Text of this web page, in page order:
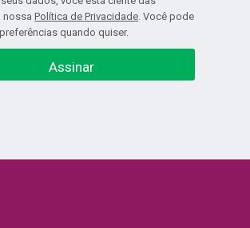
nossaPolítica de Privacidade . Você pode
quando quiser.
Assinar